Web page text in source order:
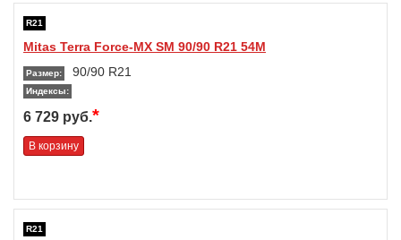
R21
Mitas Terra Force-MX SM 90/90 R21 54M
Размер: 90/90 R21
Индексы:
6 729 руб.*
В корзину
R21